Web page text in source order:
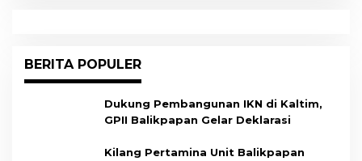
BERITA POPULER
Dukung Pembangunan IKN di Kaltim,
GPII Balikpapan Gelar Deklarasi
Kilang Pertamina Unit Balikpapan